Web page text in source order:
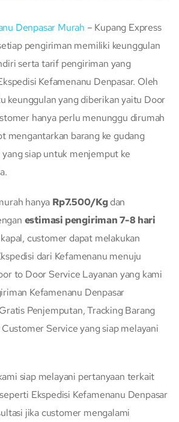
Denpasar Murah – Kupang Express
pengiriman memiliki keunggulan
serta tarif pengiriman yang
Kefamenanu Denpasar. Oleh
keunggulan yang diberikan yaitu Door
hanya perlu menunggu dirumah
mengantarkan barang ke gudang
siap untuk menjemput ke
hanya Rp7.500/Kgdan
estimasi pengiriman 7-8 hari
customer dapat melakukan
dari Kefamenanu menuju
to Door Service Layanan yang kami
Kefamenanu Denpasar
Penjemputan, Tracking Barang
Service yang siap melayani
siap melayani pertanyaan terkait
Ekspedisi Kefamenanu Denpasar
jika customer mengalami